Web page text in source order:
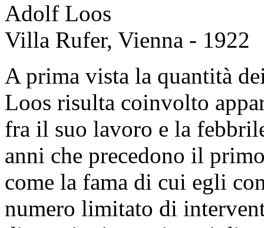
Adolf Loos
Villa Rufer, Vienna - 1922
A prima vista la quantità
Loos risulta coinvolto
fra il suo lavoro e la
anni che precedono il
come la fama di cui egli
numero limitato di